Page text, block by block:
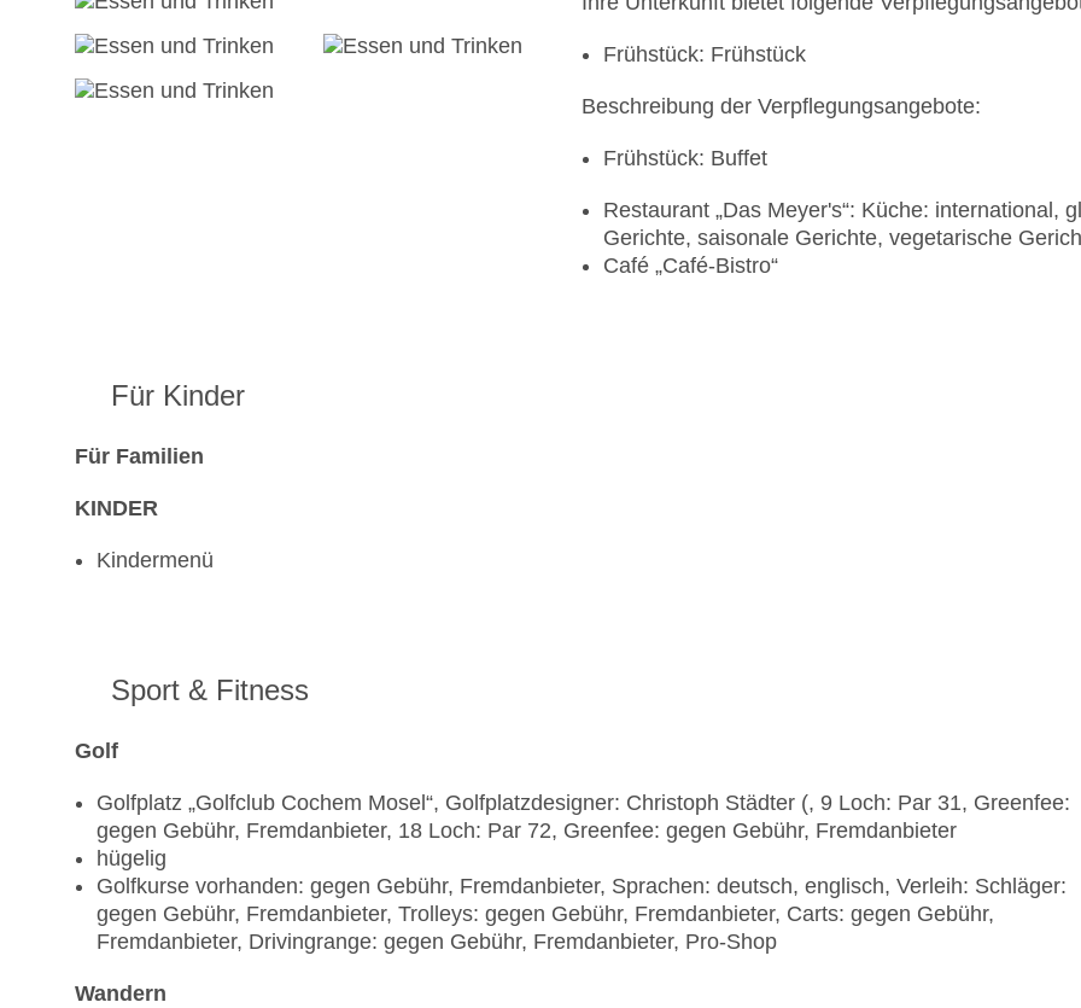
Frühstück: Frühstück
Beschreibung der Verpflegungsangebote:
Frühstück: Buffet
Restaurant „Das Meyer's“: Küche: international,
Gerichte, saisonale Gerichte, vegetarische
Café „Café-Bistro“
Für Kinder
Für Familien
KINDER
Kindermenü
Sport & Fitness
Golf
Golfplatz „Golfclub Cochem Mosel“, Golfplatzdesigner: Christoph Städter (, 9 Loch: Par 31, Greenfee:
gegen Gebühr, Fremdanbieter, 18 Loch: Par 72, Greenfee: gegen Gebühr, Fremdanbieter
hügelig
Golfkurse vorhanden: gegen Gebühr, Fremdanbieter, Sprachen: deutsch, englisch, Verleih: Schläger:
gegen Gebühr, Fremdanbieter, Trolleys: gegen Gebühr, Fremdanbieter, Carts: gegen Gebühr,
Fremdanbieter, Drivingrange: gegen Gebühr, Fremdanbieter, Pro-Shop
Wandern